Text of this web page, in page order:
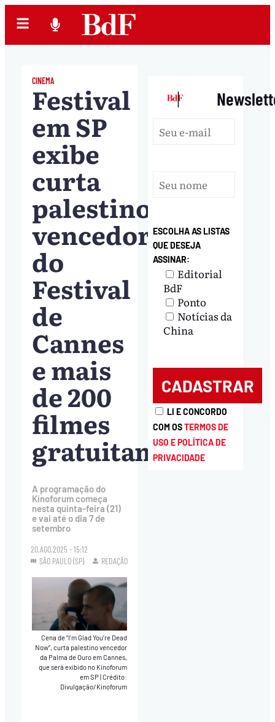
CINEMA
Festival
em SP
exibe
curta
palestino
vencedor
do
Festival
de
Cannes
e mais
de 200
filmes
gratuitamente
A programação do
Kinoforum começa
nesta quinta-feira (21)
e vai até o dia 7 de
setembro
20.AGO.2025 - 15:12
SÃO PAULO (SP)
REDAÇÃO
Cena de “I’m Glad You’re Dead
Now”, curta palestino vencedor
da Palma de Ouro em Cannes,
que será exibido no Kinoforum
em SP Crédito:
Divulgação/Kinoforum
|
ESCOLHA AS LISTAS
QUE DESEJA
ASSINAR:
Editorial
BdF
Ponto
Notícias da
China
LI E CONCORDO
COM OSTERMOS DE
USO E POLÍTICA DE
PRIVACIDADE